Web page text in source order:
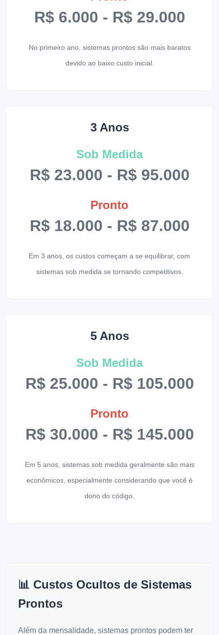
R$ 6.000 - R$ 29.000
No primeiro ano, sistemas prontos são mais baratos
devido ao baixo custo inicial.
3 Anos
Sob Medida
R$ 23.000 - R$ 95.000
Pronto
R$ 18.000 - R$ 87.000
Em 3 anos, os custos começam a se equilibrar, com
sistemas sob medida se tornando competitivos.
5 Anos
Sob Medida
R$ 25.000 - R$ 105.000
Pronto
R$ 30.000 - R$ 145.000
Em 5 anos, sistemas sob medida geralmente são mais
econômicos, especialmente considerando que você é
dono do código.
📊 Custos Ocultos de Sistemas
Prontos
Além da mensalidade, sistemas prontos podem ter